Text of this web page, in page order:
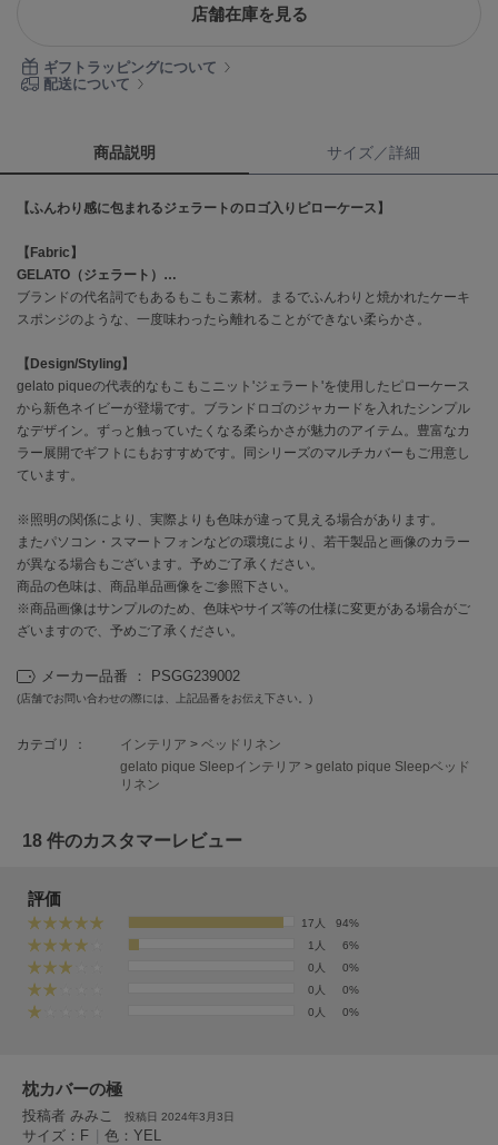
セロン
Clarks Premium
クラークス
CODE A
コードエー
COLE HAAN
コール ハーン
CONVERSE
DANSKIN
ダンスキン
EIMY ISTOIRE
エイミー イストワール
emmi
エミ アトリエ
エミヨガ
ETRÉ TOKYO
エトレトウキョウ
アイ
フィラ
店舗在庫を見る
ギフトラッピングについて
配送について
商品説明 サイズ／詳細
【ふんわり感に包まれるジェラートのロゴ入りピローケース】
【Fabric】
GELATO（ジェラート）…
ブランドの代名詞でもあるもこもこ素材。まるでふんわりと焼かれたケーキ
スポンジのような、一度味わったら離れることができない柔らかさ。
【Design/Styling】
gelato piqueの代表的なもこもこニット'ジェラート'を使用したピローケース
から新色ネイビーが登場です。ブランドロゴのジャカードを入れたシンプル
なデザイン。ずっと触っていたくなる柔らかさが魅力のアイテム。豊富なカ
ラー展開でギフトにもおすすめです。同シリーズのマルチカバーもご用意し
ています。
※照明の関係により、実際よりも色味が違って見える場合があります。
またパソコン・スマートフォンなどの環境により、若干製品と画像のカラー
が異なる場合もございます。予めご了承ください。
商品の色味は、商品単品画像をご参照下さい。
※商品画像はサンプルのため、色味やサイズ等の仕様に変更がある場合がご
ざいますので、予めご了承ください。
メーカー品番 ： PSGG239002
(店舗でお問い合わせの際には、上記品番をお伝え下さい。)
カテゴリ ： インテリア > ベッドリネン
gelato pique Sleepインテリア > gelato pique Sleepベッド
リネン
18 件のカスタマーレビュー
評価
17人
94%
1人
6%
0人
0%
0人
0%
0人
0%
枕カバーの極
投稿者 みみこ 投稿日 2024年3月3日
サイズ：F | 色：YEL